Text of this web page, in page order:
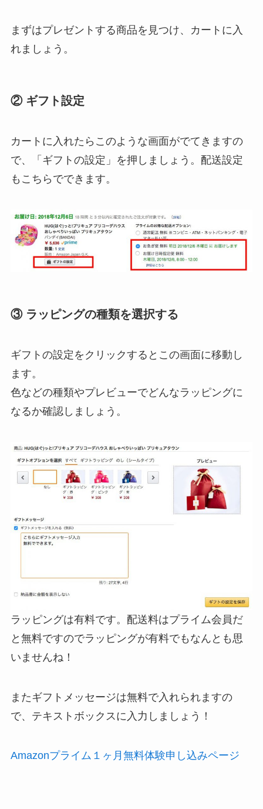
まずはプレゼントする商品を見つけ、カートに入
れましょう。
② ギフト設定
カートに入れたらこのような画面がでてきますの
で、「ギフトの設定」を押しましょう。配送設定
もこちらでできます。
③ ラッピングの種類を選択する
ギフトの設定をクリックするとこの画面に移動し
ます。
色などの種類やプレビューでどんなラッピングに
なるか確認しましょう。
ラッピングは有料です。配送料はプライム会員だ
と無料ですのでラッピングが有料でもなんとも思
いませんね！
またギフトメッセージは無料で入れられますの
で、テキストボックスに入力しましょう！
Amazonプライム１ヶ月無料体験申し込みページ